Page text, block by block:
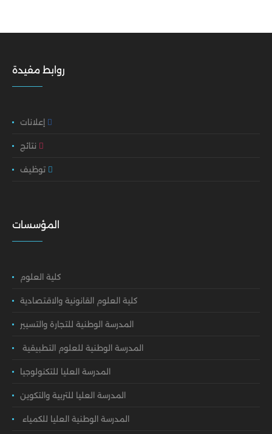
روابط مفيدة
المؤسسات
كلية العلوم
كلية العلوم القانونية والاقتصادية
المدرسة الوطنية للتجارة والتسيير
المدرسة الوطنية للعلوم التطبيقية
المدرسة العليا للتكنولوجيا
المدرسة العليا للتربية والتكوين
المدرسة الوطنية العليا للكمياء